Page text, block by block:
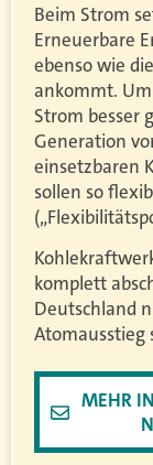
Beim Strom
Erneuerbare
ebenso wie
ankommt.
Strom besser
Generation
einsetzbaren
sollen so
komplett
Deutschland
Atomausstieg
MEHR